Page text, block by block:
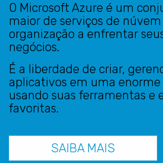
O Microsoft Azure é um
maior de serviços de
organização a enfrentar
negócios.
É a liberdade de criar,
aplicativos em uma enorme
usando suas ferramentas e
favoritas.
SAIBA MAIS